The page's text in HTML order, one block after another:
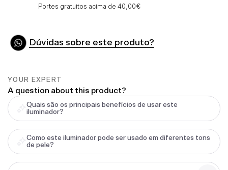
Portes gratuitos acima de 40,00€
Dúvidas sobre este produto?
YOUR EXPERT
A question about this product?
Quais são os principais benefícios de usar este
iluminador?
Como este iluminador pode ser usado em diferentes tons
de pele?